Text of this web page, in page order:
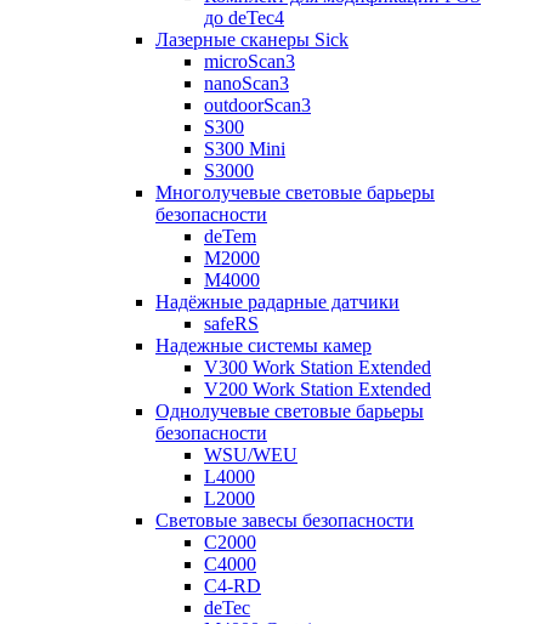
до deTec4
Лазерные сканеры Sick
microScan3
nanoScan3
outdoorScan3
S300
S300 Mini
S3000
Многолучевые световые барьеры
безопасности
deTem
M2000
M4000
Надёжные радарные датчики
safeRS
Надежные системы камер
V300 Work Station Extended
V200 Work Station Extended
Однолучевые световые барьеры
безопасности
WSU/WEU
L4000
L2000
Световые завесы безопасности
C2000
C4000
C4-RD
deTec